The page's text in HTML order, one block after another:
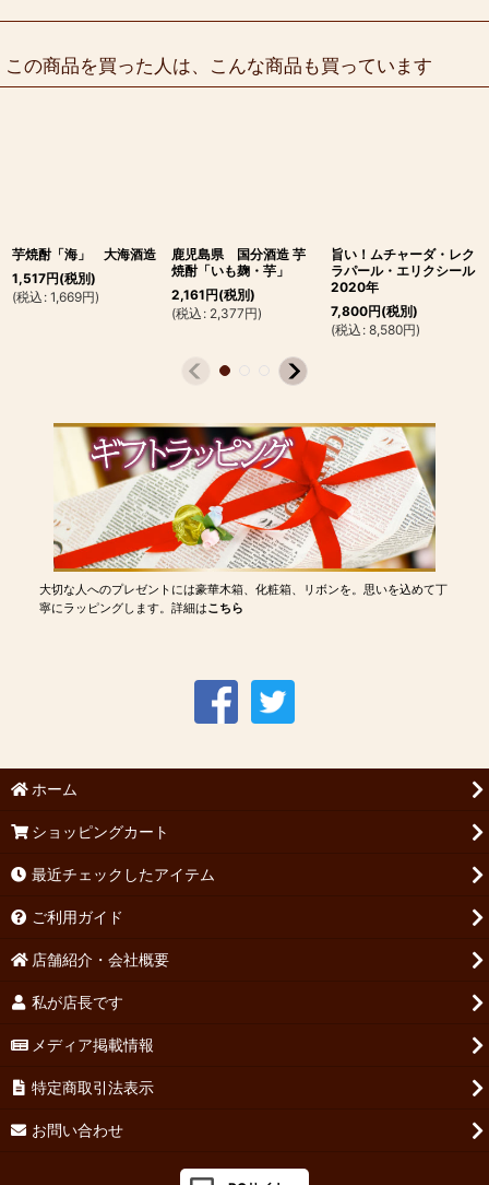
この商品を買った人は、こんな商品も買っています
芋焼酎「海」 大海酒造
1,517円(税別)
(税込 : 1,669円)
鹿児島県 国分酒造 芋
焼酎「いも麹・芋」
2,161円(税別)
(税込 : 2,377円)
旨い！ムチャーダ・レク
ラパール・エリクシール
2020年
7,800円(税別)
(税込 : 8,580円)
大切な人へのプレゼントには豪華木箱、化粧箱、リボンを。思いを込めて丁
寧にラッピングします。詳細はこちら
ホーム
ショッピングカート
最近チェックしたアイテム
ご利用ガイド
店舗紹介・会社概要
私が店長です
メディア掲載情報
特定商取引法表示
お問い合わせ